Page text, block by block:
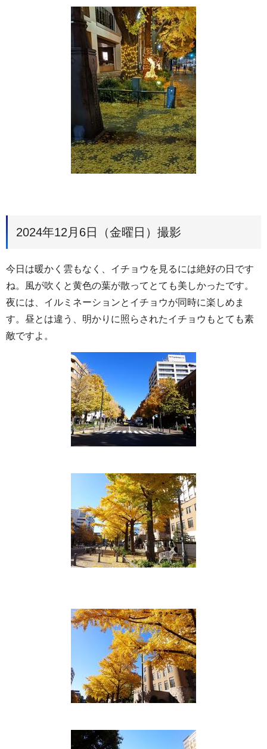
2024年12月6日（金曜日）撮影
今日は暖かく雲もなく、イチョウを見るには絶好の日です
ね。風が吹くと黄色の葉が散ってとても美しかったです。
夜には、イルミネーションとイチョウが同時に楽しめま
す。昼とは違う、明かりに照らされたイチョウもとても素
敵ですよ。